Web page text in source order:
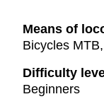
Means of
Bicycles
Difficulty
Beginners